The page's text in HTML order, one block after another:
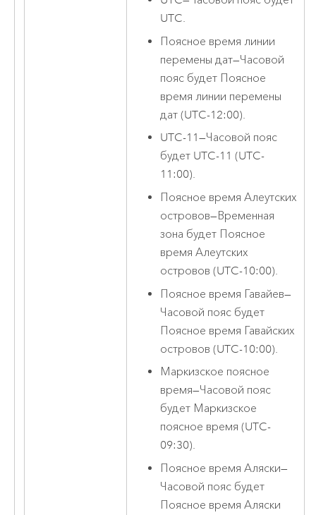
UTC.
Поясное время линии
перемены дат—Часовой
пояс будет Поясное
время линии перемены
дат (UTC-12:00).
UTC-11—Часовой пояс
будет UTC-11 (UTC-
11:00).
Поясное время Алеутских
островов—Временная
зона будет Поясное
время Алеутских
островов (UTC-10:00).
Поясное время Гавайев—
Часовой пояс будет
Поясное время Гавайских
островов (UTC-10:00).
Маркизское поясное
время—Часовой пояс
будет Маркизское
поясное время (UTC-
09:30).
Поясное время Аляски—
Часовой пояс будет
Поясное время Аляски